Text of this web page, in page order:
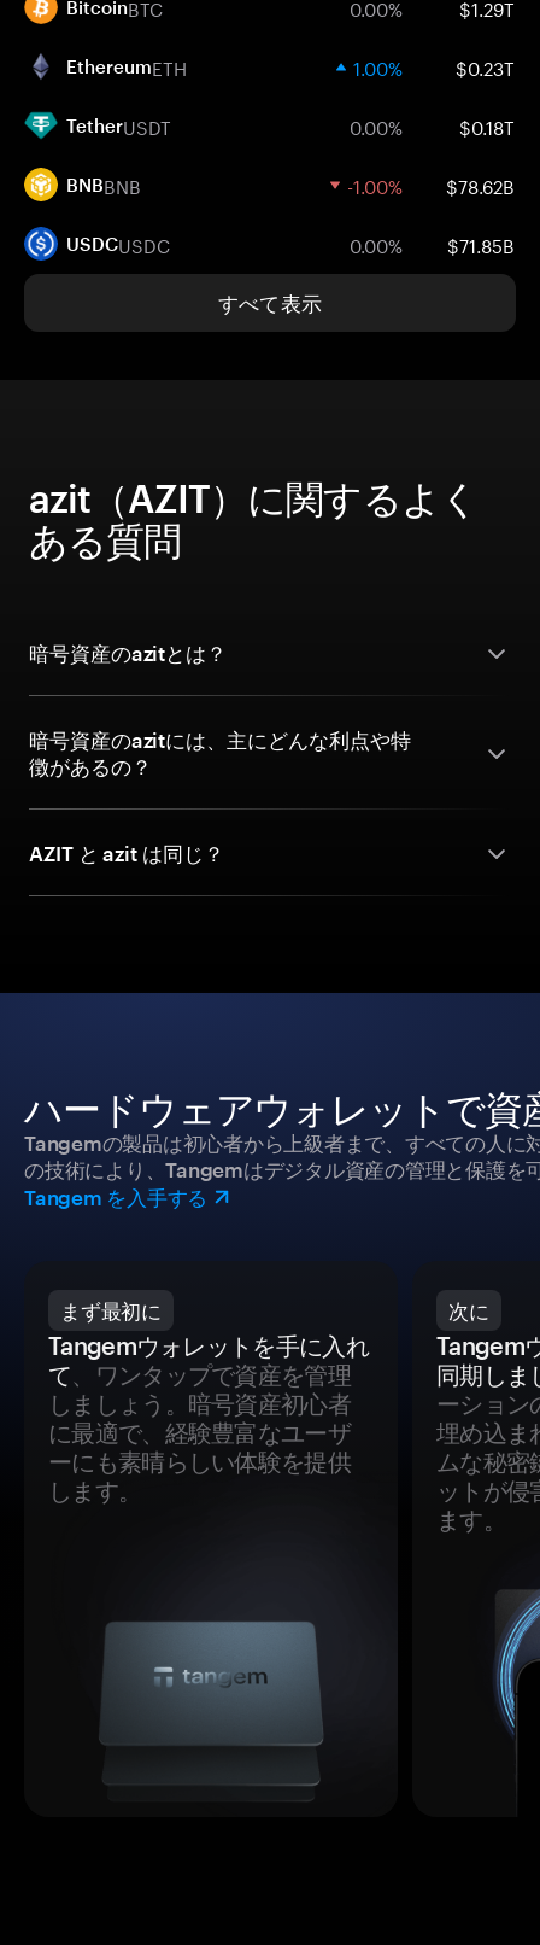
BitcoinBTC 0.00% $1.29T
EthereumETH 1.00% $0.23T
TetherUSDT 0.00% $0.18T
BNBBNB -1.00% $78.62B
USDCUSDC 0.00% $71.85B
すべて表示
azit（AZIT）に関するよく
ある質問
暗号資産のazitとは？
暗号資産のazitには、主にどんな利点や特
徴があるの？
AZIT と azit は同じ？
ハードウェアウォレットで資
Tangemの製品は初心者から上級者まで、すべての人に
の技術により、Tangemはデジタル資産の管理と保護を
Tangem を入手する
まず最初に
Tangemウォレットを手に入れ
て、ワンタップで資産を管理
しましょう。暗号資産初心者
に最適で、経験豊富なユーザ
ーにも素晴らしい体験を提供
します。
次に
Tangem
同期しま
ーション
埋め込ま
ムな秘密
ットが侵
ます。